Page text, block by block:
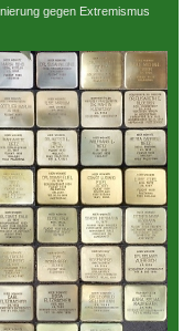
gegen Extremismus